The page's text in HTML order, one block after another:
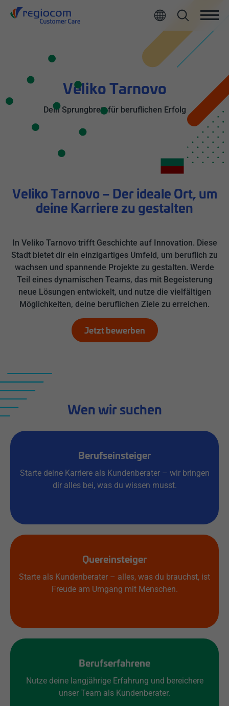
Veliko Tarnovo
Dein Sprungbrett für beruflichen Erfolg
Veliko Tarnovo – Der ideale Ort, um
deine Karriere zu gestalten
In Veliko Tarnovo trifft Geschichte auf Innovation. Diese
Stadt bietet dir ein einzigartiges Umfeld, um beruflich zu
wachsen und spannende Projekte zu gestalten. Werde
Teil eines dynamischen Teams, das mit Begeisterung
neue Lösungen entwickelt, und nutze die vielfältigen
Möglichkeiten, deine beruflichen Ziele zu erreichen.
Jetzt bewerben
Wen wir suchen
Berufseinsteiger
Starte deine Karriere als Kundenberater – wir bringen
dir alles bei, was du wissen musst.
Quereinsteiger
Starte als Kundenberater – alles, was du brauchst, ist
Freude am Umgang mit Menschen.
Berufserfahrene
Nutze deine langjährige Erfahrung und bereichere
unser Team als Kundenberater.